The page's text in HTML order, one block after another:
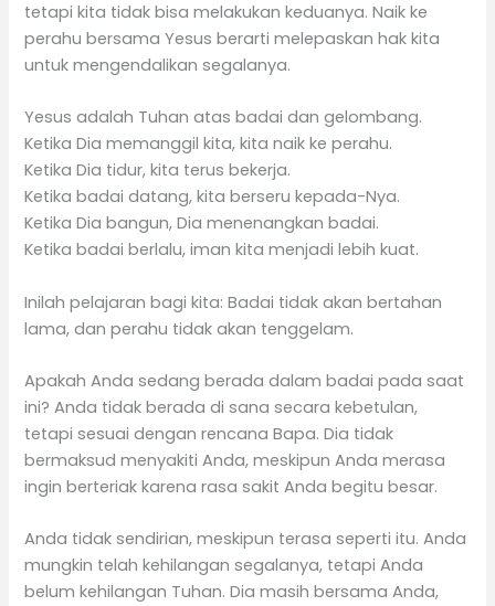
tetapi kita tidak bisa melakukan keduanya. Naik ke
perahu bersama Yesus berarti melepaskan hak kita
untuk mengendalikan segalanya.
Yesus adalah Tuhan atas badai dan gelombang.
Ketika Dia memanggil kita, kita naik ke perahu.
Ketika Dia tidur, kita terus bekerja.
Ketika badai datang, kita berseru kepada-Nya.
Ketika Dia bangun, Dia menenangkan badai.
Ketika badai berlalu, iman kita menjadi lebih kuat.
Inilah pelajaran bagi kita: Badai tidak akan bertahan
lama, dan perahu tidak akan tenggelam.
Apakah Anda sedang berada dalam badai pada saat
ini? Anda tidak berada di sana secara kebetulan,
tetapi sesuai dengan rencana Bapa. Dia tidak
bermaksud menyakiti Anda, meskipun Anda merasa
ingin berteriak karena rasa sakit Anda begitu besar.
Anda tidak sendirian, meskipun terasa seperti itu. Anda
mungkin telah kehilangan segalanya, tetapi Anda
belum kehilangan Tuhan. Dia masih bersama Anda,